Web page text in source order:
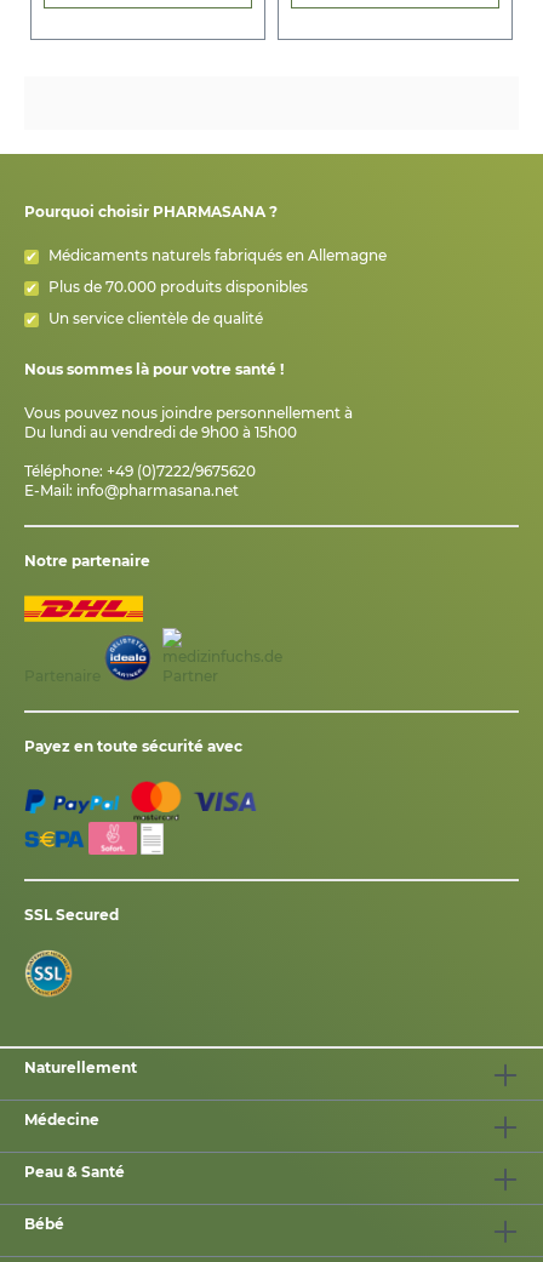
Pourquoi choisir PHARMASANA ?
Médicaments naturels fabriqués en Allemagne
Plus de 70.000 produits disponibles
Un service clientèle de qualité
Nous sommes là pour votre santé !
Vous pouvez nous joindre personnellement à
Du lundi au vendredi de 9h00 à 15h00
Téléphone: +49 (0)7222/9675620
E-Mail: info@pharmasana.net
Notre partenaire
Payez en toute sécurité avec
SSL Secured
Naturellement
Médecine
Peau & Santé
Bébé